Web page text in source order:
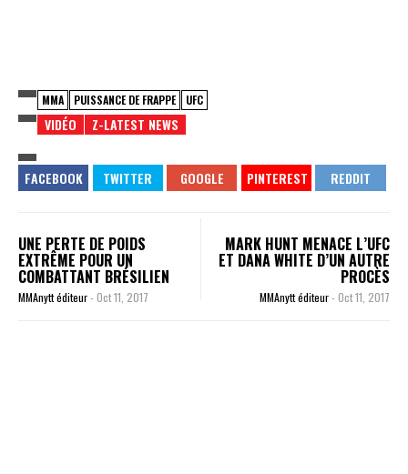
MMA PUISSANCE DE FRAPPE UFC
VIDÉO Z-LATEST NEWS
UNE PERTE DE POIDS
EXTRÊME POUR UN
COMBATTANT BRÉSILIEN
MMAnytt éditeur- Oct 11, 2017
MARK HUNT MENACE L’UFC
ET DANA WHITE D’UN AUTRE
PROCÈS
MMAnytt éditeur- Oct 11, 2017